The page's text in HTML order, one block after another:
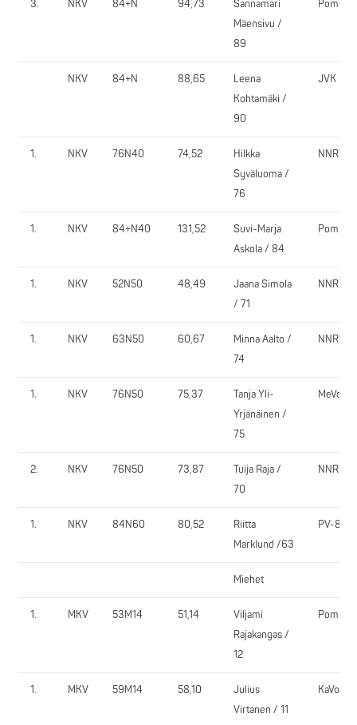
3. NKV 84+N 94,73
Sannamari
Mäensivu /
89
PomPy
NKV 84+N 88,65
Leena
Kohtamäki /
90
JVK
1. NKV 76N40 74,52
Hilkka
Syväluoma /
76
NNRY
1. NKV 84+N40 131,52
Suvi-Marja
Askola / 84
PomPy
1. NKV 52N50 48,49
Jaana Simola
/ 71
NNRY
1. NKV 63N50 60,67
Minna Aalto /
74
NNRY
1. NKV 76N50 75,37
Tanja Yli-
Yrjänäinen /
75
MeVo
2. NKV 76N50 73,87
Tuija Raja /
70
NNRY
1. NKV 84N60 80,52
Riitta
Marklund /63
PV-81
Miehet
1. MKV 53M14 51,14
Viljami
Rajakangas /
12
PomPy
1. MKV 59M14 58,10
Julius
Virtanen / 11
KaVo